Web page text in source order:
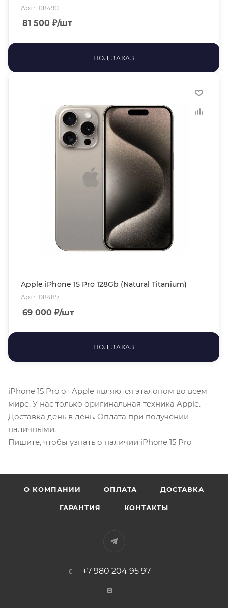
Арт.: 108490
81 500 ₽/шт
ПОД ЗАКАЗ
Apple iPhone 15 Pro 128Gb (Natural Titanium)
Арт.: 108489
69 000 ₽/шт
ПОД ЗАКАЗ
iPhone 15 Pro от Apple являются эталоном во всем
мире. У нас только оригинальная техника Apple.
Доставка день в день. Оплата при получении
наличными.
Пишите, чтобы узнать о наличии iPhone 15 Pro
О КОМПАНИИ ОПЛАТА ДОСТАВКА
ГАРАНТИЯ КОНТАКТЫ
+7 980 204 95 97